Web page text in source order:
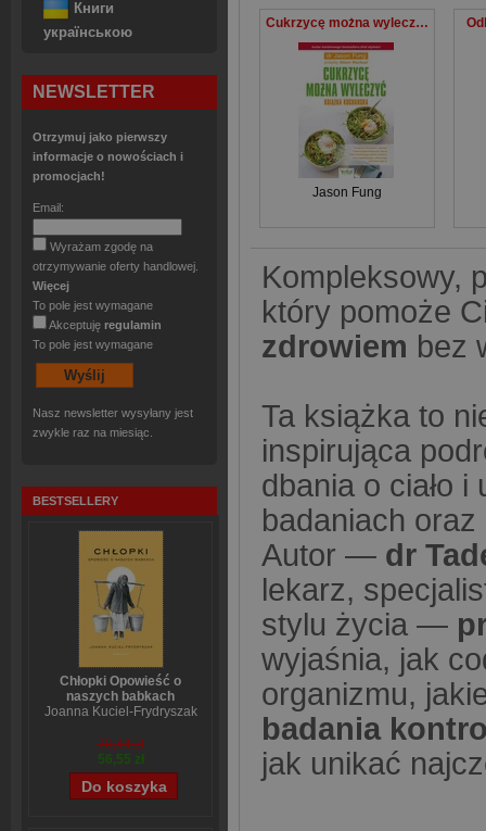
Книги
українською
NEWSLETTER
Otrzymuj jako pierwszy
informacje o nowościach i
promocjach!
Email:
Wyrażam zgodę na
otrzymywanie oferty handlowej.
Więcej
To pole jest wymagane
Akceptuję regulamin
To pole jest wymagane
Nasz newsletter wysyłany jest
zwykle raz na miesiąc.
BESTSELLERY
Chłopki Opowieść o
naszych babkach
Joanna Kuciel-Frydryszak
70,44 zł
56,55 zł
Cukrzycę można wyleczyć Książka kucharska
Jason Fung
Kompleksowy,
który pomoże
zdrowiem bez
Ta książka to
inspirująca
dbania o ciało i
badaniach
Autor — dr
lekarz,
stylu życia —
wyjaśnia, jak
organizmu,
badania
jak unikać